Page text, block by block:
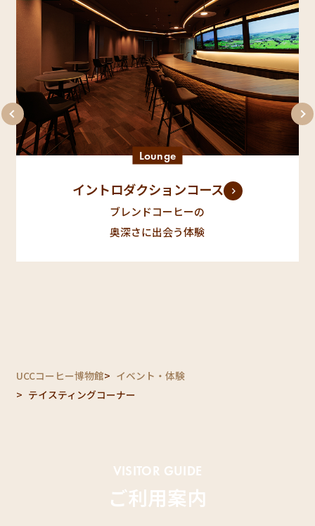
UCCコーヒー博物館
イベント・体験
テイスティングコーナー
Lounge
イントロダクションコース
ブレンドコーヒーの
奥深さに出会う体験
VISITOR GUIDE
ご利用案内